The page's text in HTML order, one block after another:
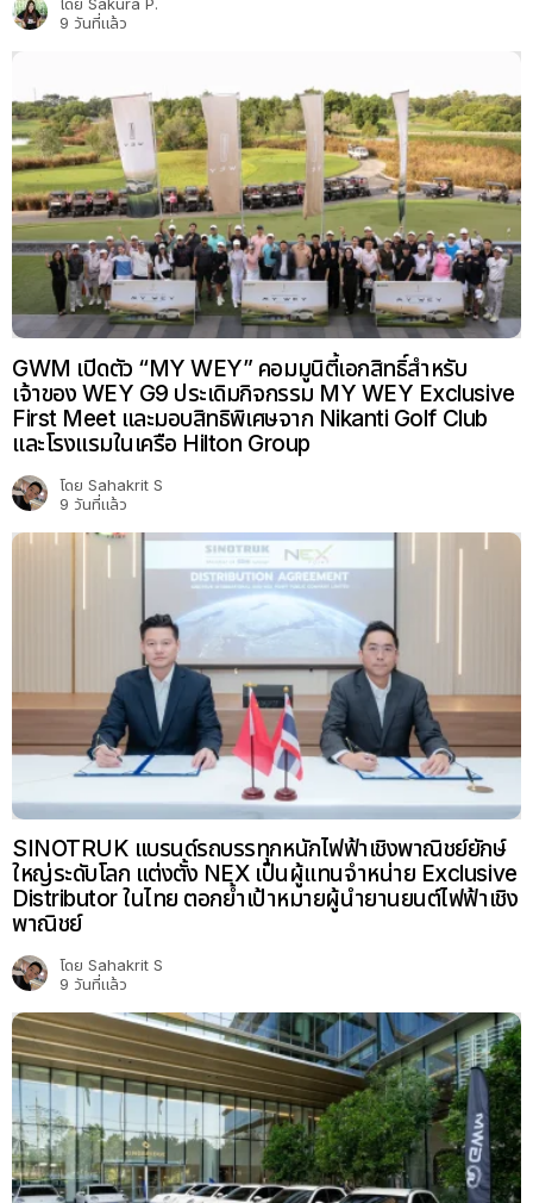
โดย Sakura P.
9 วันที่แล้ว
GWM เปิดตัว “MY WEY” คอมมูนิตี้เอกสิทธิ์สำหรับ
เจ้าของ WEY G9 ประเดิมกิจกรรม MY WEY Exclusive
First Meet และมอบสิทธิพิเศษจาก Nikanti Golf Club
และโรงแรมในเครือ Hilton Group
โดย Sahakrit S
9 วันที่แล้ว
SINOTRUK แบรนด์รถบรรทุกหนักไฟฟ้าเชิงพาณิชย์ยักษ์
ใหญ่ระดับโลก แต่งตั้ง NEX เป็นผู้แทนจำหน่าย Exclusive
Distributor ในไทย ตอกย้ำเป้าหมายผู้นำยานยนต์ไฟฟ้าเชิง
พาณิชย์
โดย Sahakrit S
9 วันที่แล้ว